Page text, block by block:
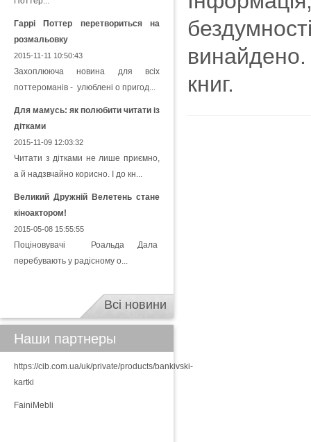
книг.
Гаррі Поттер перетвориться на
розмальовку
2015-11-11 10:50:43
Захоплююча новина для всіх
поттероманів - улюблені о пригод...
Для мамусь: як полюбити читати із
дітками
2015-11-09 12:03:32
Читати з дітками не лише приємно,
а й надзвчайно корисно. І до кн...
Великий Дружній Велетень стане
кіноактором!
2015-05-08 15:55:55
Поціновувачі Роальда Дала
перебувають у радісному о...
Всі новини
Наши партнеры
https://cib.com.ua/uk/private/products/bankivski-
kartki
FainiMebli